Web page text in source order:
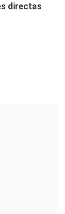
directas